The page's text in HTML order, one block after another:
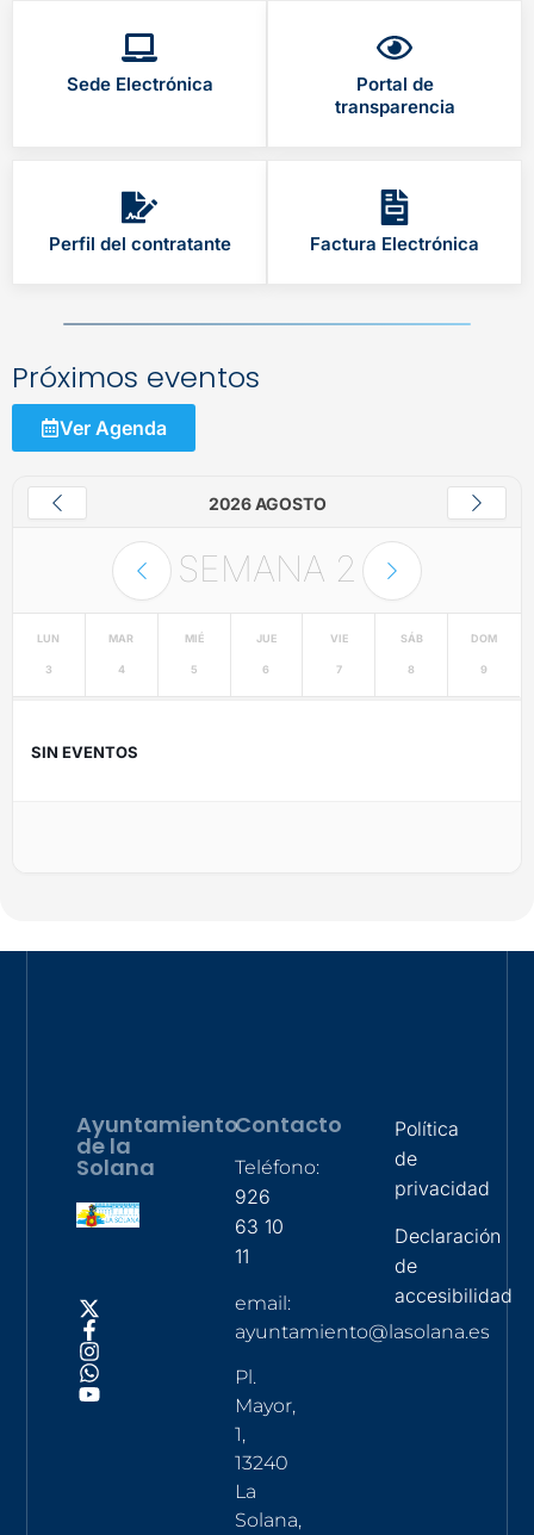
Sede Electrónica
Portal de
transparencia
Perfil del contratante Factura Electrónica
Próximos eventos
Ver Agenda
2026 AGOSTO
SEMANA 2
LUN
3
MAR
4
MIÉ
5
JUE
6
VIE
7
SÁB
8
DOM
9
SIN EVENTOS
Ayuntamiento
de la
Solana
Contacto
Teléfono:
926
63 10
11
email:
ayuntamiento@lasolana.es
Pl.
Mayor,
1,
13240
La
Solana,
Política
de
privacidad
Declaración
de
accesibilidad